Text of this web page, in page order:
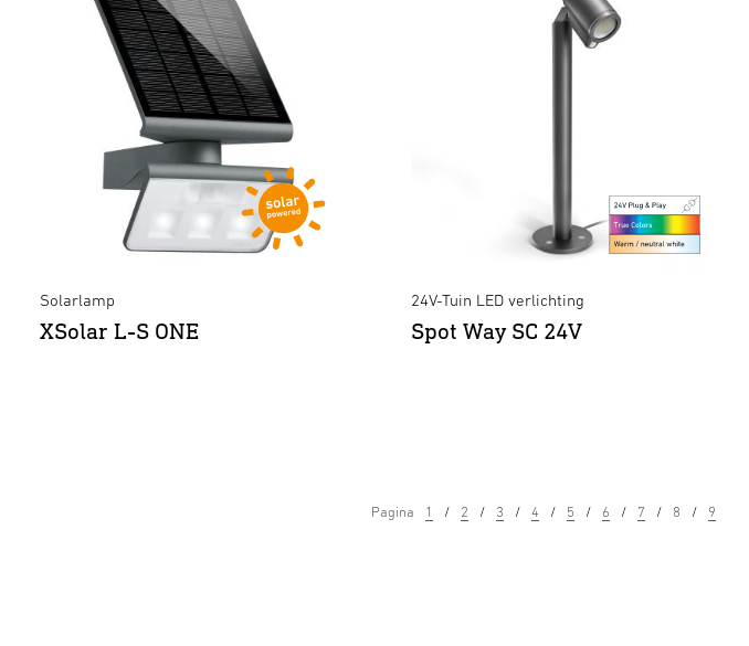
Solarlamp
XSolar L-S ONE
24V-Tuin LED verlichting
Spot Way SC 24V
Pagina 1 2 3 4 5 6 7 8 9